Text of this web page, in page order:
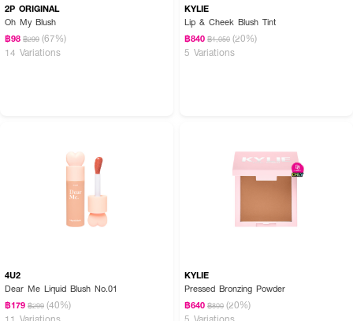
2P ORIGINAL
Oh My Blush
฿98 ฿299 (67%)
14 Variations
KYLIE
Lip & Cheek Blush Tint
฿840 ฿1,050 (20%)
5 Variations
4U2
Dear Me Liquid Blush No.01
฿179 ฿299 (40%)
11 Variations
KYLIE
Pressed Bronzing Powder
฿640 ฿800 (20%)
5 Variations